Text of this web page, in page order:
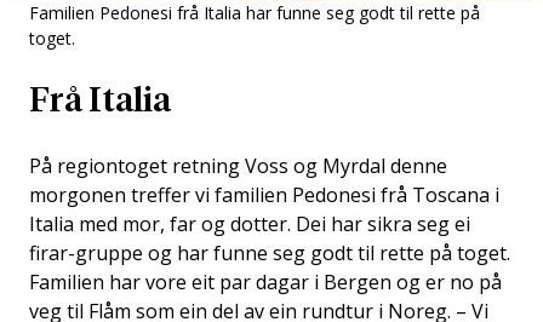
Familien Pedonesi frå Italia har funne seg godt til rette på
toget.
Frå Italia
På regiontoget retning Voss og Myrdal denne
morgonen treffer vi familien Pedonesi frå Toscana i
Italia med mor, far og dotter. Dei har sikra seg ei
firar-gruppe og har funne seg godt til rette på toget.
Familien har vore eit par dagar i Bergen og er no på
veg til Flåm som ein del av ein rundtur i Noreg. – Vi